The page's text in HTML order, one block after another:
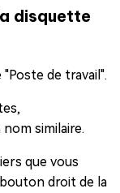
disquette
de travail".
similaire.
que vous
droit de la